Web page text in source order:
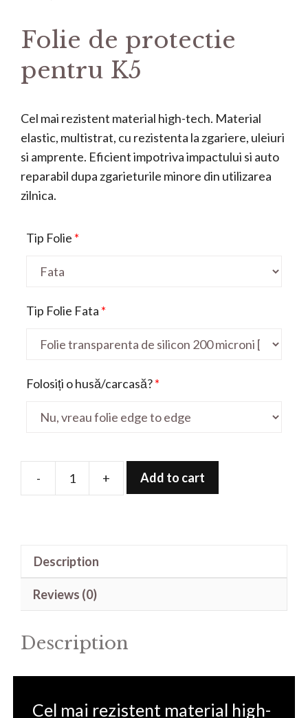
Folie de protectie
pentru K5
Cel mai rezistent material high-tech. Material
elastic, multistrat, cu rezistenta la zgariere, uleiuri
si amprente. Eficient impotriva impactului si auto
reparabil dupa zgarieturile minore din utilizarea
zilnica.
Tip Folie *
Tip Folie Fata *
Folosiți o husă/carcasă?*
-
Folie
+ Add to cart
Description
Reviews (0)
Description
Cel mai rezistent material high-